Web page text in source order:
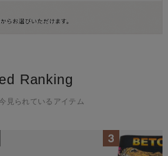
Ranking
見られているアイテム